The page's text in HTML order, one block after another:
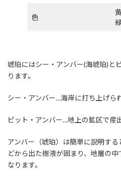
色
琥珀にはシー・アンバー(海琥珀)と
ります。
シー・アンバー…海岸に打ち上げら
ピット・アンバー…地上の鉱区で産
アンバー（琥珀）は簡単に説明す
どから出た樹液が固まり、地層の
なります。